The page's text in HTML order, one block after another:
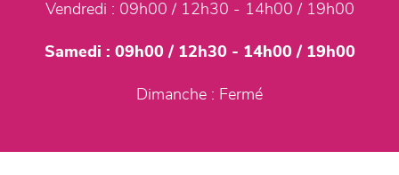
Vendredi : 09h00 / 12h30 - 14h00 / 19h00
Samedi : 09h00 / 12h30 - 14h00 / 19h00
Dimanche : Fermé